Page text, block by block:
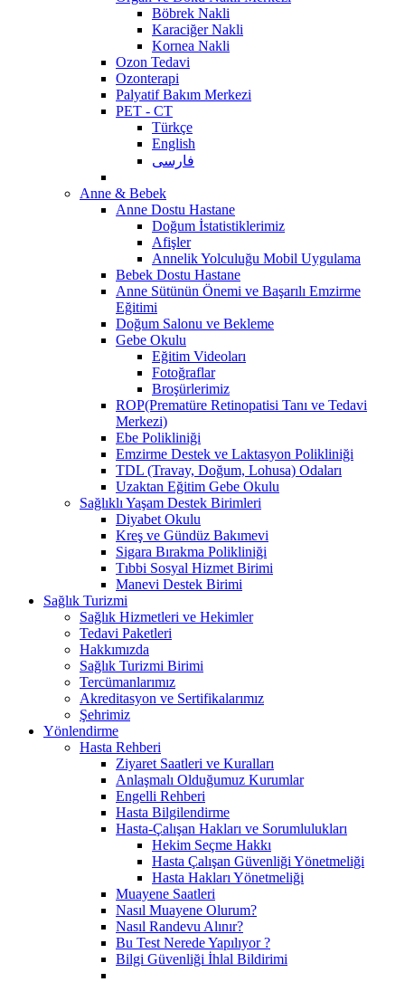
Böbrek Nakli
Karaciğer Nakli
Kornea Nakli
Ozon Tedavi
Ozonterapi
Palyatif Bakım Merkezi
PET - CT
Türkçe
English
فارسی
Anne & Bebek
Anne Dostu Hastane
Doğum İstatistiklerimiz
Afişler
Annelik Yolculuğu Mobil Uygulama
Bebek Dostu Hastane
Anne Sütünün Önemi ve Başarılı Emzirme
Eğitimi
Doğum Salonu ve Bekleme
Gebe Okulu
Eğitim Videoları
Fotoğraflar
Broşürlerimiz
ROP(Prematüre Retinopatisi Tanı ve Tedavi
Merkezi)
Ebe Polikliniği
Emzirme Destek ve Laktasyon Polikliniği
TDL (Travay, Doğum, Lohusa) Odaları
Uzaktan Eğitim Gebe Okulu
Sağlıklı Yaşam Destek Birimleri
Diyabet Okulu
Kreş ve Gündüz Bakımevi
Sigara Bırakma Polikliniği
Tıbbi Sosyal Hizmet Birimi
Manevi Destek Birimi
Sağlık Turizmi
Sağlık Hizmetleri ve Hekimler
Tedavi Paketleri
Hakkımızda
Sağlık Turizmi Birimi
Tercümanlarımız
Akreditasyon ve Sertifikalarımız
Şehrimiz
Yönlendirme
Hasta Rehberi
Ziyaret Saatleri ve Kuralları
Anlaşmalı Olduğumuz Kurumlar
Engelli Rehberi
Hasta Bilgilendirme
Hasta-Çalışan Hakları ve Sorumlulukları
Hekim Seçme Hakkı
Hasta Çalışan Güvenliği Yönetmeliği
Hasta Hakları Yönetmeliği
Muayene Saatleri
Nasıl Muayene Olurum?
Nasıl Randevu Alınır?
Bu Test Nerede Yapılıyor ?
Bilgi Güvenliği İhlal Bildirimi